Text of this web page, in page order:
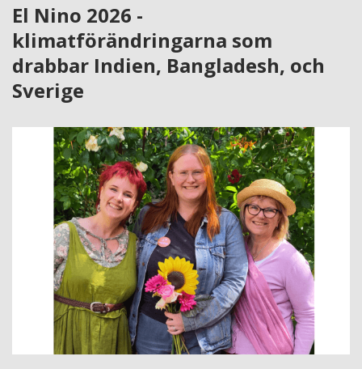
El Nino 2026 -
klimatförändringarna som
drabbar Indien, Bangladesh, och
Sverige